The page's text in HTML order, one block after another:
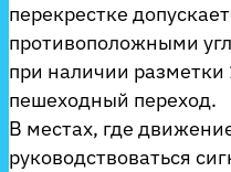
перекрестке
противоположными
при наличии
пешеходный переход.
В местах, где
руководствоваться